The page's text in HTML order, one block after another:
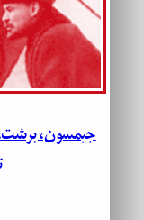
جیمسون، برشت،